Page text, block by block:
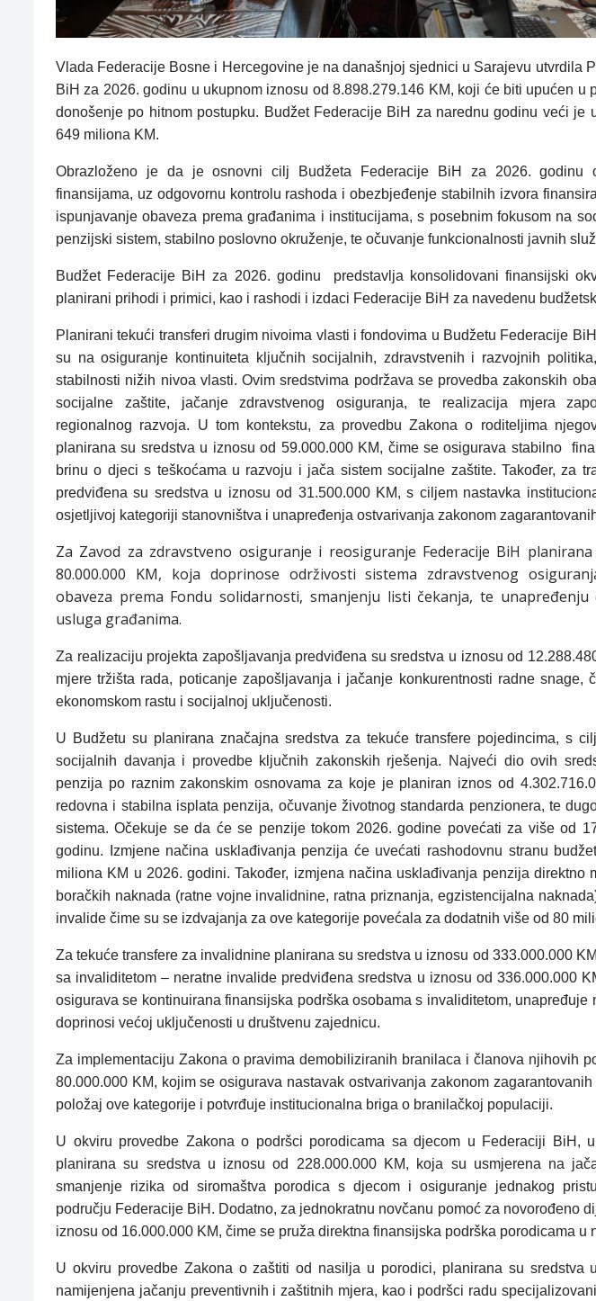
Vlada Federacije Bosne i Hercegovine je na današnjoj sjednici u Sarajevu utvrdila
BiH za 2026. godinu u ukupnom iznosu od 8.898.279.146 KM, koji će biti upućen u
donošenje po hitnom postupku. Budžet Federacije BiH za narednu godinu veći je
649 miliona KM.
Obrazloženo je da je osnovni cilj Budžeta Federacije BiH za 2026. godinu
finansijama, uz odgovornu kontrolu rashoda i obezbjeđenje stabilnih izvora
ispunjavanje obaveza prema građanima i institucijama, s posebnim fokusom na
penzijski sistem, stabilno poslovno okruženje, te očuvanje funkcionalnosti javnih
Budžet Federacije BiH za 2026. godinu
predstavlja konsolidovani finansijski
planirani prihodi i primici, kao i rashodi i izdaci Federacije BiH za navedenu
Planirani tekući transferi drugim nivoima vlasti i fondovima u Budžetu Federacije
su na osiguranje kontinuiteta ključnih socijalnih, zdravstvenih i razvojnih
stabilnosti nižih nivoa vlasti. Ovim sredstvima podržava se provedba zakonskih
socijalne zaštite, jačanje zdravstvenog osiguranja, te realizacija mjera
regionalnog razvoja. U tom kontekstu, za provedbu Zakona o roditeljima
planirana su sredstva u iznosu od 59.000.000 KM, čime se osigurava stabilno
brinu o djeci s teškoćama u razvoju i jača sistem socijalne zaštite. Također, za
predviđena su sredstva u iznosu od 31.500.000 KM, s ciljem nastavka
osjetljivoj kategoriji stanovništva i unapređenja ostvarivanja zakonom
Za Zavod za zdravstveno osiguranje i reosiguranje Federacije BiH
80.000.000 KM, koja doprinose održivosti sistema zdravstvenog
obaveza prema Fondu solidarnosti, smanjenju listi čekanja, te unapređenju
usluga građanima.
Za realizaciju projekta zapošljavanja predviđena su sredstva u iznosu od
mjere tržišta rada, poticanje zapošljavanja i jačanje konkurentnosti radne snage,
ekonomskom rastu i socijalnoj uključenosti.
U Budžetu su planirana značajna sredstva za tekuće transfere pojedincima, s
socijalnih davanja i provedbe ključnih zakonskih rješenja. Najveći dio ovih
penzija po raznim zakonskim osnovama za koje je planiran iznos od
redovna i stabilna isplata penzija, očuvanje životnog standarda penzionera, te
sistema. Očekuje se da će se penzije tokom 2026. godine povećati za više od
godinu. Izmjene načina usklađivanja penzija će uvećati rashodovnu stranu
miliona KM u 2026. godini. Također, izmjena načina usklađivanja penzija direktno
boračkih naknada (ratne vojne invalidnine, ratna priznanja, egzistencijalna
invalide čime su se izdvajanja za ove kategorije povećala za dodatnih više od 80
Za tekuće transfere za invalidnine planirana su sredstva u iznosu od 333.000.000
sa invaliditetom – neratne invalide predviđena sredstva u iznosu od 336.000.000
osigurava se kontinuirana finansijska podrška osobama s invaliditetom, unapređuje
doprinosi većoj uključenosti u društvenu zajednicu.
Za implementaciju Zakona o pravima demobiliziranih branilaca i članova njihovih
80.000.000 KM, kojim se osigurava nastavak ostvarivanja zakonom
položaj ove kategorije i potvrđuje institucionalna briga o branilačkoj populaciji.
U okviru provedbe Zakona o podršci porodicama sa djecom u Federaciji BiH,
planirana su sredstva u iznosu od 228.000.000 KM, koja su usmjerena na
smanjenje rizika od siromaštva porodica s djecom i osiguranje jednakog
području Federacije BiH. Dodatno, za jednokratnu novčanu pomoć za novorođeno
iznosu od 16.000.000 KM, čime se pruža direktna finansijska podrška porodicama u
U okviru provedbe Zakona o zaštiti od nasilja u porodici, planirana su sredstva
namijenjena jačanju preventivnih i zaštitnih mjera, kao i podršci radu